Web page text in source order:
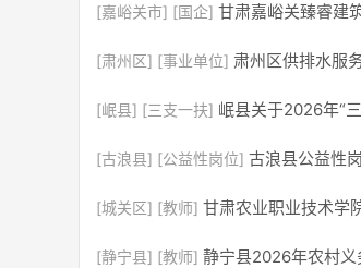
[嘉峪关市] [国企] 甘肃嘉峪关臻睿建
[肃州区] [事业单位] 肃州区供排水服
[岷县] [三支一扶] 岷县关于2026年“
[古浪县] [公益性岗位] 古浪县公益性
[城关区] [教师] 甘肃农业职业技术学
[静宁县] [教师] 静宁县2026年农村